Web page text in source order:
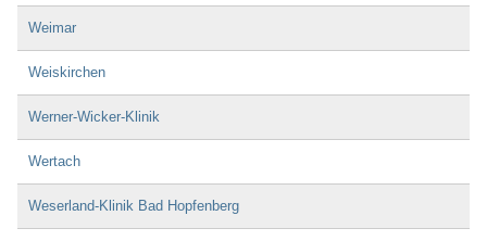
Weimar
Weiskirchen
Werner-Wicker-Klinik
Wertach
Weserland-Klinik Bad Hopfenberg